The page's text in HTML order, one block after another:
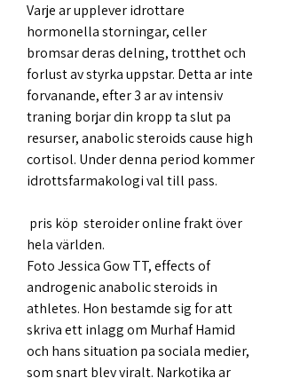
Varje ar upplever idrottare
hormonella storningar, celler
bromsar deras delning, trotthet och
forlust av styrka uppstar. Detta ar inte
forvanande, efter 3 ar av intensiv
traning borjar din kropp ta slut pa
resurser, anabolic steroids cause high
cortisol. Under denna period kommer
idrottsfarmakologi val till pass.
hela världen.
Foto Jessica Gow TT, effects of
androgenic anabolic steroids in
athletes. Hon bestamde sig for att
skriva ett inlagg om Murhaf Hamid
och hans situation pa sociala medier,
som snart blev viralt. Narkotika ar